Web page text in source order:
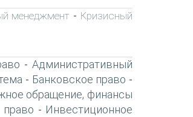
менеджмент - Кризисный
-Административный
- Банковское право -
обращение, финансы
право - Инвестиционное